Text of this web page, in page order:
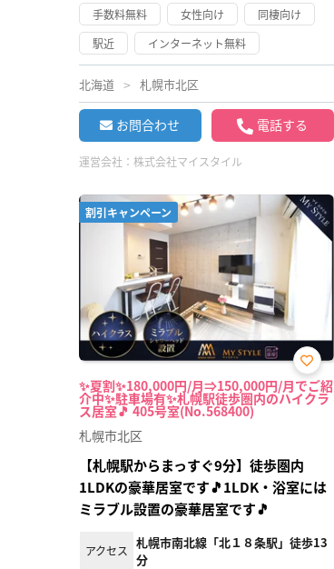
手数料無料 女性向け
同棲向け
駅近
インターネット無料
北海道 札幌市北区
お問合わせ 電話する
運営会社： 株式会社マイスタイル
割引キャンペーン
✨夏割✨180,000円/月⇒150,000円/月でご紹
介中✨駐車場有✨札幌駅徒歩圏内のハイクラ
ス居室🎵 405号室(No.568400)
お気
に入
り登
札幌市北区
【札幌駅からまっすぐ9分】徒歩圏内
1LDKの豪華居室です🎵1LDK・浴室には
ミラブル設置の豪華居室です🎵
アクセス
札幌市南北線「北１８条駅」徒歩13
分